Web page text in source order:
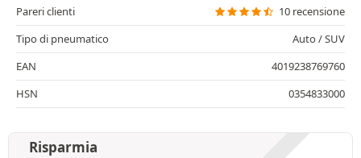
Pareri clienti
10 recensione
Tipo di pneumatico
Auto / SUV
EAN
4019238769760
HSN
0354833000
Risparmia